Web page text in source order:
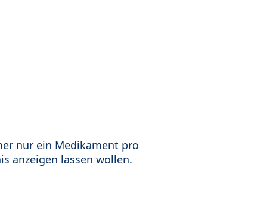
nur ein Medikament pro
anzeigen lassen wollen.